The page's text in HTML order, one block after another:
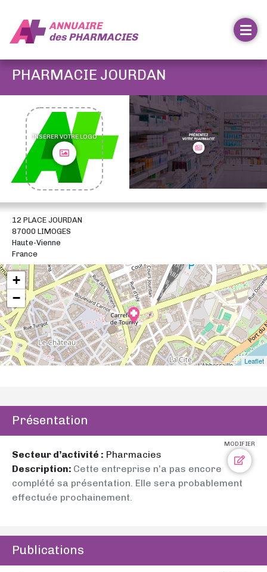
ANNUAIRE
desPHARMACIES
PHARMACIE JOURDAN
INSÉRER VOTRE LOGO
12 PLACE JOURDAN
87000 LIMOGES
Haute-Vienne
France
+
−
Leaflet
Présentation
MODIFIER
Secteur d’activité : Pharmacies
Description: Cette entreprise n’a pas encore
complété sa présentation. Elle sera probablement
effectuée prochainement.
Publications